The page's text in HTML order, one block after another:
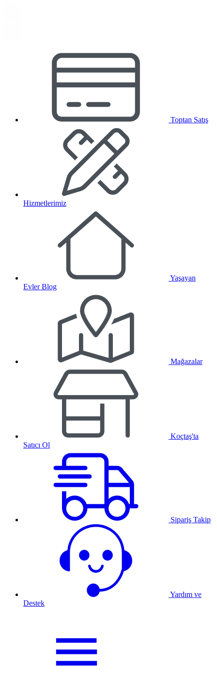
Toptan Satış
Hizmetlerimiz
Yaşayan
Evler Blog
Mağazalar
Koçtaş'ta
Satıcı Ol
Sipariş Takip
Yardım ve
Destek